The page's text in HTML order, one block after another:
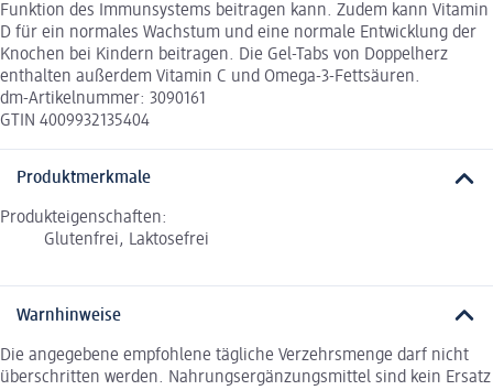
Funktion des Immunsystems beitragen kann. Zudem kann Vitamin
D für ein normales Wachstum und eine normale Entwicklung der
Knochen bei Kindern beitragen. Die Gel-Tabs von Doppelherz
enthalten außerdem Vitamin C und Omega-3-Fettsäuren.
dm-Artikelnummer: 3090161
GTIN 4009932135404
Produktmerkmale
Produkteigenschaften:
Glutenfrei, Laktosefrei
Warnhinweise
Die angegebene empfohlene tägliche Verzehrsmenge darf nicht
überschritten werden. Nahrungsergänzungsmittel sind kein Ersatz